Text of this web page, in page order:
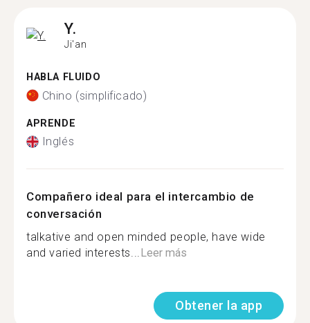
Y.
Ji'an
HABLA FLUIDO
Chino (simplificado)
APRENDE
Inglés
Compañero ideal para el intercambio de
conversación
talkative and open minded people, have wide
and varied interests...Leer más
Obtener la app